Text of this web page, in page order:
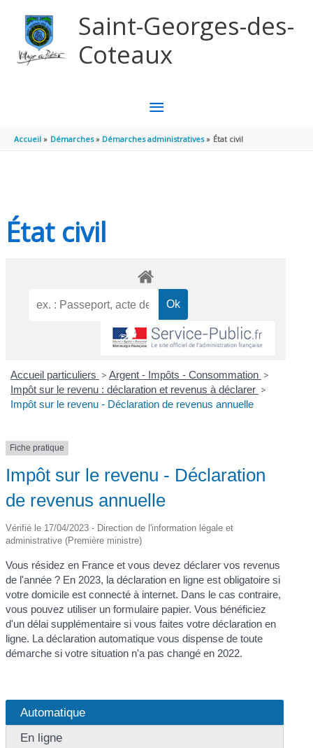
Saint-Georges-des-
Coteaux
MENU
PRINCIPAL
Accueil Démarches Démarches administratives État civil
État civil
Accueil particuliers > Argent - Impôts - Consommation >
Impôt sur le revenu : déclaration et revenus à déclarer >
Impôt sur le revenu - Déclaration de revenus annuelle
Fiche pratique
Impôt sur le revenu - Déclaration
de revenus annuelle
Vérifié le 17/04/2023 - Direction de l'information légale et
administrative (Première ministre)
Vous résidez en France et vous devez déclarer vos revenus
de l'année ? En 2023, la déclaration en ligne est obligatoire si
votre domicile est connecté à internet. Dans le cas contraire,
vous pouvez utiliser un formulaire papier. Vous bénéficiez
d'un délai supplémentaire si vous faites votre déclaration en
ligne. La déclaration automatique vous dispense de toute
démarche si votre situation n'a pas changé en 2022.
Automatique
En ligne